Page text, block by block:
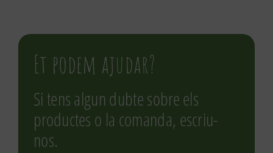
Et podem ajudar?
Si tens algun dubte sobre els
productes o la comanda, escriu-
nos.